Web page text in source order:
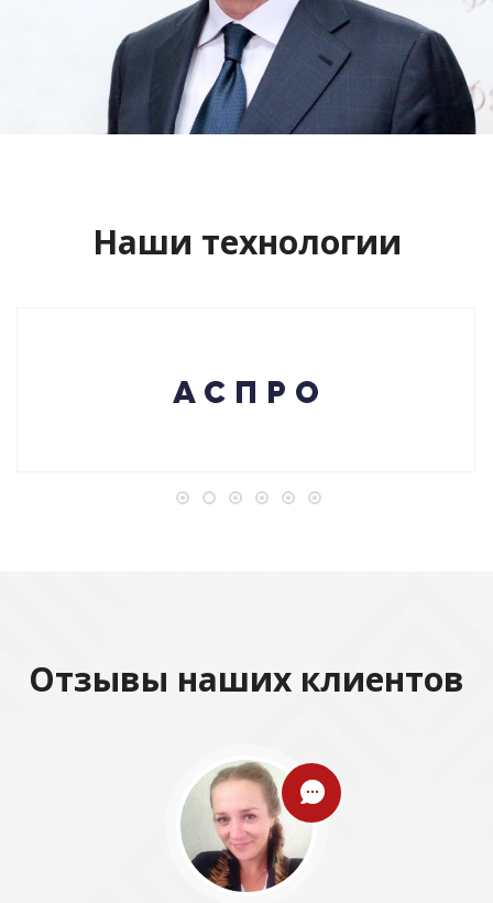
Смотреть проект
Наши технологии
Отзывы наших клиентов